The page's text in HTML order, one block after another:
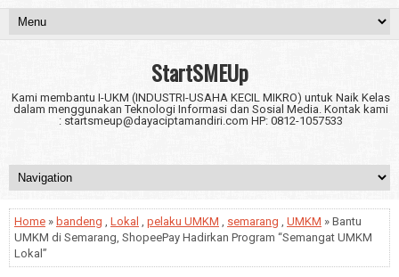
StartSMEUp
Kami membantu I-UKM (INDUSTRI-USAHA KECIL MIKRO) untuk Naik Kelas
dalam menggunakan Teknologi Informasi dan Sosial Media. Kontak kami
: startsmeup@dayaciptamandiri.com HP: 0812-1057533
Home » bandeng , Lokal , pelaku UMKM , semarang , UMKM » Bantu
UMKM di Semarang, ShopeePay Hadirkan Program “Semangat UMKM
Lokal”